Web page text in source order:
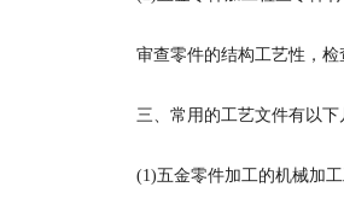
审查零件的结构工艺性，检
三、常用的工艺文件有以下
(1)五金零件加工的机械加